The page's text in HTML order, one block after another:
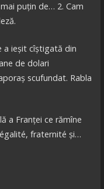
puțin de… 2. Cam
a ieșit cîștigată din
de dolari
scufundat. Rabla
a Franței ce rămîne
fraternité și…